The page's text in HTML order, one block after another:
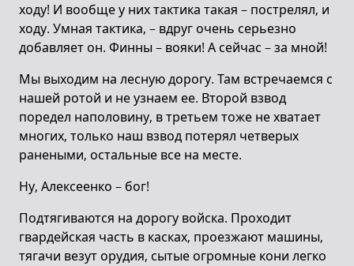
ходу! И вообще у них тактика такая – пострелял, и
ходу. Умная тактика, – вдруг очень серьезно
добавляет он. Финны – вояки! А сейчас – за мной!
Мы выходим на лесную дорогу. Там встречаемся с
нашей ротой и не узнаем ее. Второй взвод
поредел наполовину, в третьем тоже не хватает
многих, только наш взвод потерял четверых
ранеными, остальные все на месте.
Ну, Алексеенко – бог!
Подтягиваются на дорогу войска. Проходит
гвардейская часть в касках, проезжают машины,
тягачи везут орудия, сытые огромные кони легко